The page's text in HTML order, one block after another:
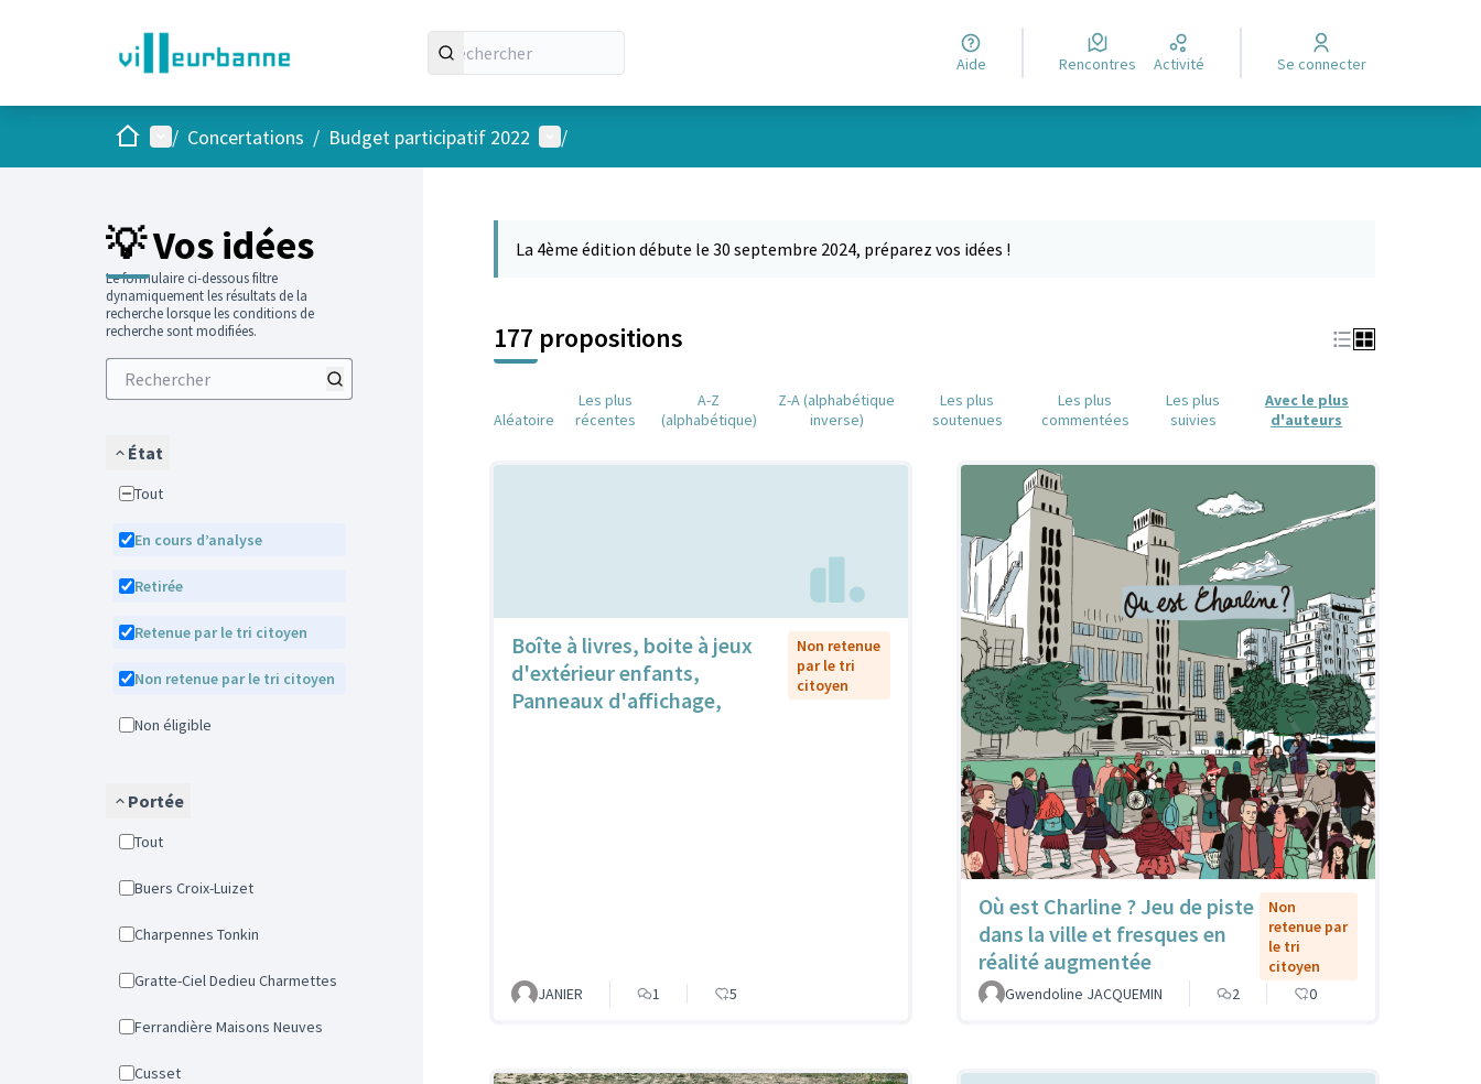
Aide Rencontres Activité Se connecter
AccueilMenu principal
/ Concertations / Budget participatif 2022 Menu utilisateur
/
💡 Vos idées
Le formulaire ci-dessous filtre
dynamiquement les résultats de la
recherche lorsque les conditions de
recherche sont modifiées.
État
Tout
En cours d’analyse
Retirée
Retenue par le tri citoyen
Non retenue par le tri citoyen
Non éligible
Portée
Tout
Buers Croix-Luizet
Charpennes Tonkin
Gratte-Ciel Dedieu Charmettes
Ferrandière Maisons Neuves
Cusset
La 4ème édition débute le 30 septembre 2024, préparez vos idées !
177 propositions
Aléatoire
Les plus
récentes
A-Z
(alphabétique)
Z-A (alphabétique
inverse)
Les plus
soutenues
Les plus
commentées
Les plus
suivies
Avec le plus
d'auteurs
Boîte à livres, boite à jeux
d'extérieur enfants,
Panneaux d'affichage,
Non retenue
par le tri
citoyen
JANIER 1 5
Où est Charline ? Jeu de piste
dans la ville et fresques en
réalité augmentée
Non
retenue par
le tri
citoyen
Gwendoline JACQUEMIN
2 0